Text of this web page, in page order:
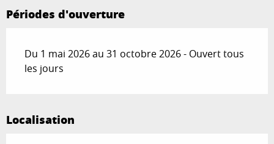
Périodes d'ouverture
Du 1 mai 2026 au 31 octobre 2026 - Ouvert tous
les jours
Localisation